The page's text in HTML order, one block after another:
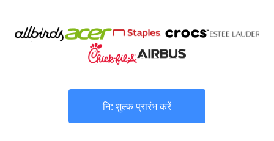
नि: शुल्क प्रारंभ करें